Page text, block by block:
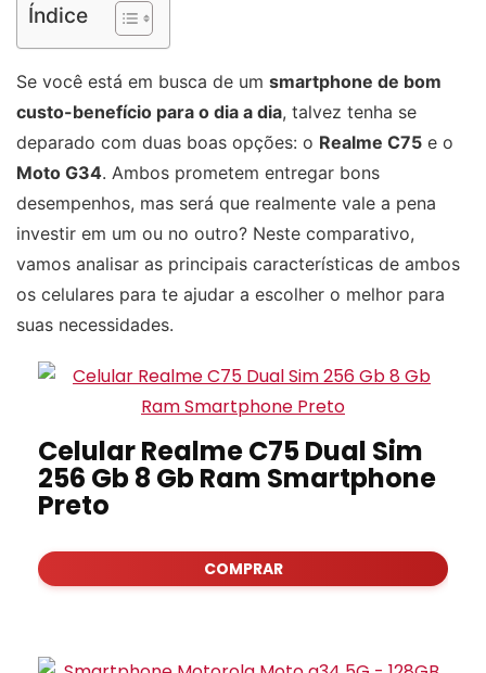
Índice
Se você está em busca de um smartphone de bom
custo-benefício para o dia a dia, talvez tenha se
deparado com duas boas opções: o Realme C75 e o
Moto G34. Ambos prometem entregar bons
desempenhos, mas será que realmente vale a pena
investir em um ou no outro? Neste comparativo,
vamos analisar as principais características de ambos
os celulares para te ajudar a escolher o melhor para
suas necessidades.
Celular Realme C75 Dual Sim
256 Gb 8 Gb Ram Smartphone
Preto
COMPRAR